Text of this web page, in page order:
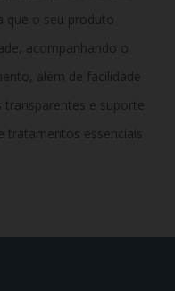
que o seu produto
acompanhando o
além de facilidade
e suporte
tratamentos essenciais